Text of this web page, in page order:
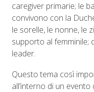
caregiver primarie; le
convivono con la
le sorelle, le nonne, le
supporto al femminile;
leader.
Questo tema così
all’interno di un